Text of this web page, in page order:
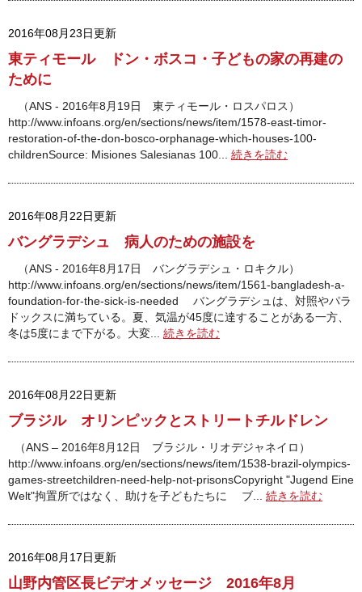
2016年08月23日更新
東ティモール ドン・ボスコ・子どもの家の再建の
ために
（ANS - 2016年8月19日 東ティモール・ロスパロス）
http://www.infoans.org/en/sections/news/item/1578-east-timor-
restoration-of-the-don-bosco-orphanage-which-houses-100-
childrenSource: Misiones Salesianas 100... 続きを読む
2016年08月22日更新
バングラデシュ 病人のための施設を
（ANS - 2016年8月17日 バングラデシュ・ロキクル）
http://www.infoans.org/en/sections/news/item/1561-bangladesh-a-
foundation-for-the-sick-is-needed バングラデシュは、対照やパラ
ドックスに満ちている。夏、気温が45度に達することがある一方、
冬は5度にまで下がる。大変... 続きを読む
2016年08月22日更新
ブラジル オリンピックとストリートチルドレン
（ANS – 2016年8月12日 ブラジル・リオデジャネイロ）
http://www.infoans.org/en/sections/news/item/1538-brazil-olympics-
games-streetchildren-need-help-not-prisonsCopyright "Jugend Eine
Welt"拘置所ではなく、助けを子どもたちに ブ... 続きを読む
2016年08月17日更新
山野内管区長ビデオメッセージ 2016年8月